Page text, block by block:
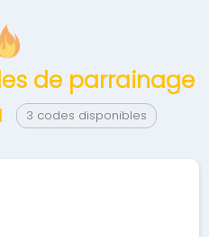
de parrainage
3 codes disponibles